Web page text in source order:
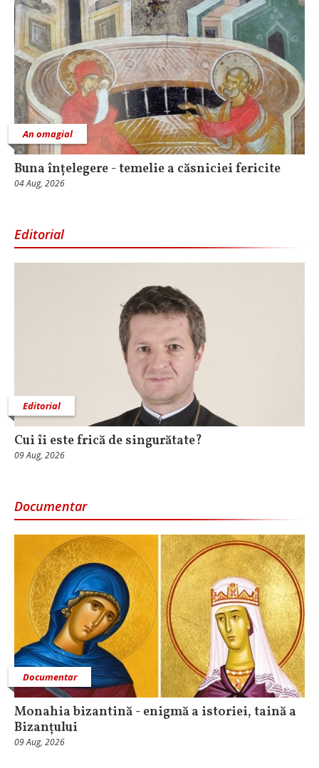
An omagial
Buna înțelegere - temelie a căsniciei fericite
04 Aug, 2026
Editorial
Editorial
Cui îi este frică de singurătate?
09 Aug, 2026
Documentar
Documentar
Monahia bizantină - enigmă a istoriei, taină a
Bizanțului
09 Aug, 2026